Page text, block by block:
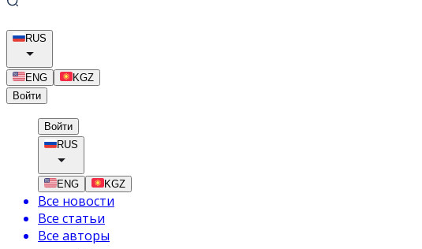
RUS
ENG
KGZ
Войти
Войти
RUS
ENG KGZ
Все новости
Все статьи
Все авторы